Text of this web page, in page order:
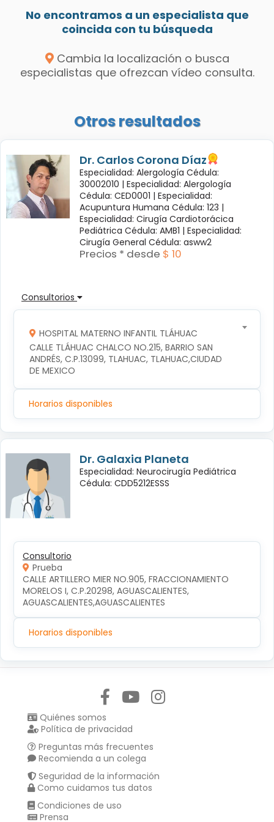
No encontramos a un especialista que
coincida con tu búsqueda
Cambia la localización o busca
especialistas que ofrezcan vídeo consulta.
Otros resultados
Dr. Carlos Corona Díaz
Especialidad: Alergología Cédula:
30002010 | Especialidad: Alergología
Cédula: CED0001 | Especialidad:
Acupuntura Humana Cédula: 123 |
Especialidad: Cirugía Cardiotorácica
Pediátrica Cédula: AMB1 | Especialidad:
Cirugía General Cédula: asww2
Precios * desde $ 10
Consultorios
HOSPITAL MATERNO INFANTIL TLÁHUAC
CALLE TLÁHUAC CHALCO NO.215, BARRIO SAN
ANDRÉS, C.P.13099, TLAHUAC, TLAHUAC,CIUDAD
DE MEXICO
Horarios disponibles
Dr. Galaxia Planeta
Especialidad: Neurocirugía Pediátrica
Cédula: CDD5212ESSS
Consultorio
Prueba
CALLE ARTILLERO MIER NO.905, FRACCIONAMIENTO
MORELOS I, C.P.20298, AGUASCALIENTES,
AGUASCALIENTES,AGUASCALIENTES
Horarios disponibles
Quiénes somos
Política de privacidad
Preguntas más frecuentes
Recomienda a un colega
Seguridad de la información
Como cuidamos tus datos
Condiciones de uso
Prensa